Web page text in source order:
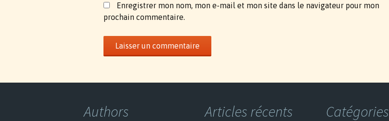
Enregistrer mon nom, mon e-mail et mon site dans le navigateur pour mon
prochain commentaire.
Authors Articles récents Catégories